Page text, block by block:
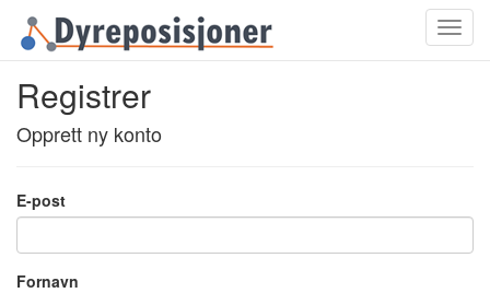
Registrer
Opprett ny konto
E-post
Fornavn